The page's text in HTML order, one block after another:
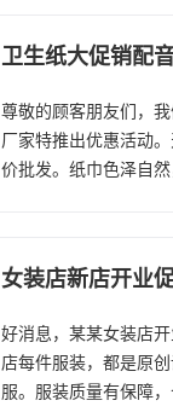
卫生纸大促销配
尊敬的顾客朋友们，
厂家特推出优惠活动
价批发。纸巾色泽自
女装店新店开业
好消息，某某女装店
店每件服装，都是原
服。服装质量有保障